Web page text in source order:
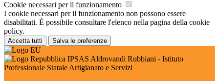
Cookie necessari per il funzionamento
I cookie necessari per il funzionamento non possono essere
disabilitati. È possibile consultare l'elenco nella pagina della cookie
policy.
Accetta tutti Salva le preferenze
IPSAS Aldrovandi Rubbiani - Istituto
Professionale Statale Artigianato e Servizi